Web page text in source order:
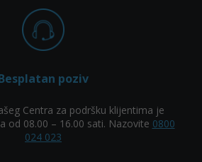
poziv
Centra za podršku klijentima je
od 08.00 – 16.00 sati. Nazovite 0800
024 023